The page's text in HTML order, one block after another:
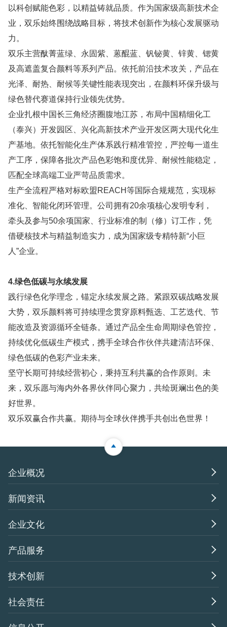
以科创赋能色彩，以精益铸就品质。作为国家级高新技术企
业，双乐始终围绕战略目标，将技术创新作为核心发展驱动
力。
双乐主营酞菁蓝绿、永固紫、蒽醌蓝、钒铋黄、锌黄、锶黄
及高遮盖复合颜料等系列产品。依托前沿技术攻关，产品在
光泽、耐热、耐候等关键性能表现突出，在颜料环保升级与
绿色替代赛道保持行业领先优势。
企业扎根中国长三角经济圈腹地江苏，布局中国精细化工
（泰兴）开发园区、兴化高新技术产业开发区两大现代化生
产基地。依托智能化生产体系践行精准管控，严控每一道生
产工序，保障各批次产品色彩饱和度优异、耐候性能稳定，
匹配全球高端工业严苛品质需求。
生产全流程严格对标欧盟REACH等国际合规规范，实现标
准化、智能化闭环管理。公司拥有20余项核心发明专利，
牵头及参与50余项国家、行业标准的制（修）订工作，凭
借硬核技术与精益制造实力，成为国家级专精特新“小巨
人”企业。
4.绿色低碳与永续发展
践行绿色化学理念，锚定永续发展之路。紧跟双碳战略发展
大势，双乐颜料将可持续理念贯穿原料甄选、工艺迭代、节
能改造及资源循环全链条。通过产品全生命周期绿色管控，
持续优化低碳生产模式，携手全球合作伙伴共建清洁环保、
绿色低碳的色彩产业未来。
坚守长期可持续经营初心，秉持互利共赢的合作原则。未
来，双乐愿与海内外各界伙伴同心聚力，共绘斑斓出色的美
好世界。
双乐双赢合作共赢。期待与全球伙伴携手共创出色世界！
企业概况 
新闻资讯 
企业文化 
产品服务 
技术创新 
社会责任 